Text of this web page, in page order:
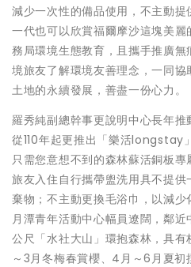
減少一次性的備品使用，不主動
一代也可以欣賞福爾摩沙這塊美
務局環境生態教育，且攜手推廣
境旅友了解環境友善理念，一同
土地的永續發展，善盡一份心力。
羅秀純副總幹事更說明中心長年
從110年起更推出「樂活longstay
只需您意想不到的森林蘇活銅板
旅友入住自行攜帶盥洗用具不提
棄物；不主動更換毛浴巾，以減
月潭青年活動中心幅員遼闊，鄰
公尺「水社大山」環抱森林，具有
～3月冬梅春賞櫻、4月～6月夏